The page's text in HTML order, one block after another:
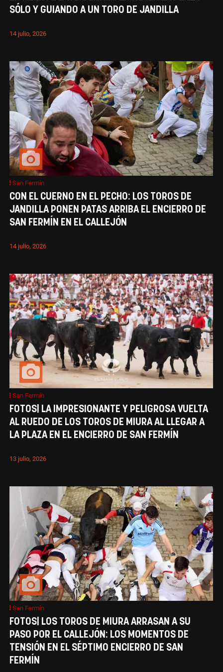
SÓLO Y GUIANDO A UN TORO DE JANDILLA
14 julio, 2026
San Fermín
CON EL CUERNO EN EL PECHO: LOS TOROS DE
JANDILLA PONEN PATAS ARRIBA EL ENCIERRO DE
SAN FERMÍN EN EL CALLEJÓN
14 julio, 2026
San Fermín
FOTOS| LA IMPRESIONANTE Y PELIGROSA VUELTA
AL RUEDO DE LOS TOROS DE MIURA AL LLEGAR A
LA PLAZA EN EL ENCIERRO DE SAN FERMÍN
13 julio, 2026
San Fermín
FOTOS| LOS TOROS DE MIURA ARRASAN A SU
PASO POR EL CALLEJÓN: LOS MOMENTOS DE
TENSIÓN EN EL SÉPTIMO ENCIERRO DE SAN
FERMÍN